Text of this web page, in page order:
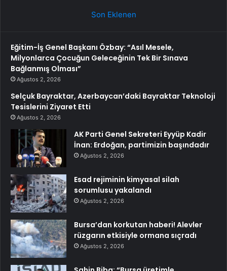
Son Eklenen
Eğitim-İş Genel Başkanı Özbay: “Asıl Mesele,
Milyonlarca Çocuğun Geleceğinin Tek Bir Sınava
Bağlanmış Olması”
Ağustos 2, 2026
Selçuk Bayraktar, Azerbaycan’daki Bayraktar Teknoloji
Tesislerini Ziyaret Etti
Ağustos 2, 2026
AK Parti Genel Sekreteri Eyyüp Kadir
İnan: Erdoğan, partimizin başındadır
Ağustos 2, 2026
Esad rejiminin kimyasal silah
sorumlusu yakalandı
Ağustos 2, 2026
Bursa’dan korkutan haberi! Alevler
rüzgarın etkisiyle ormana sıçradı
Ağustos 2, 2026